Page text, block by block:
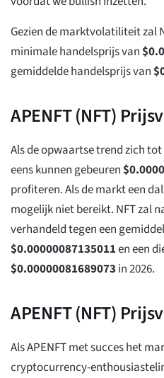
Gezien de marktvolatiliteit zal
minimale handelsprijs van$
gemiddelde handelsprijs van$
APENFT (NFT)
Als de opwaartse trend zich
eens kunnen gebeuren$
profiteren. Als de markt een
mogelijk niet bereikt. NFT zal
verhandeld tegen een
$0.00000087135011en een
$0.00000081689073 in 2026.
APENFT (NFT)
Als APENFT met succes het
cryptocurrency-